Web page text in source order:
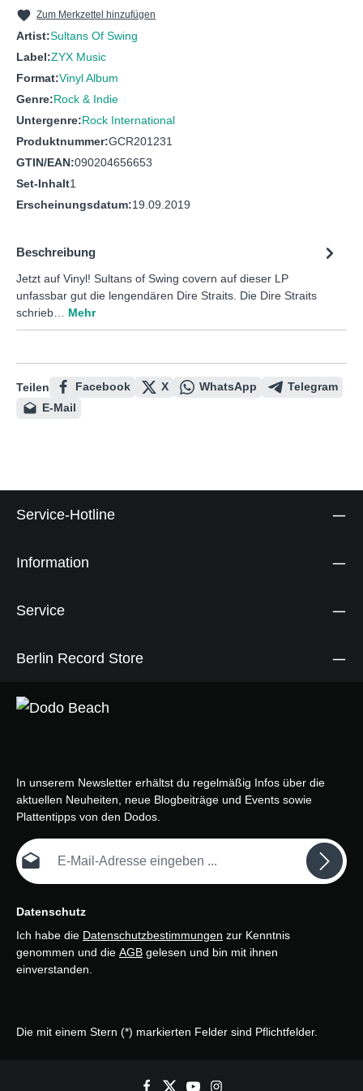
Zum Merkzettel hinzufügen
Artist:Sultans Of Swing
Label:ZYX Music
Format:Vinyl Album
Genre:Rock & Indie
Untergenre:Rock International
Produktnummer:GCR201231
GTIN/EAN:090204656653
Set-Inhalt1
Erscheinungsdatum:19.09.2019
Beschreibung
Jetzt auf Vinyl! Sultans of Swing covern auf dieser LP
unfassbar gut die lengendären Dire Straits. Die Dire Straits
schrieb… Mehr
Teilen Facebook X WhatsApp
Telegram
E-Mail
Service-Hotline
Information
Service
Berlin Record Store
In unserem Newsletter erhältst du regelmäßig Infos über die
aktuellen Neuheiten, neue Blogbeiträge und Events sowie
Plattentipps von den Dodos.
E-Mail-Adresse*
Datenschutz
Ich habe die Datenschutzbestimmungen zur Kenntnis
genommen und die AGB gelesen und bin mit ihnen
einverstanden.
Die mit einem Stern (*) markierten Felder sind Pflichtfelder.